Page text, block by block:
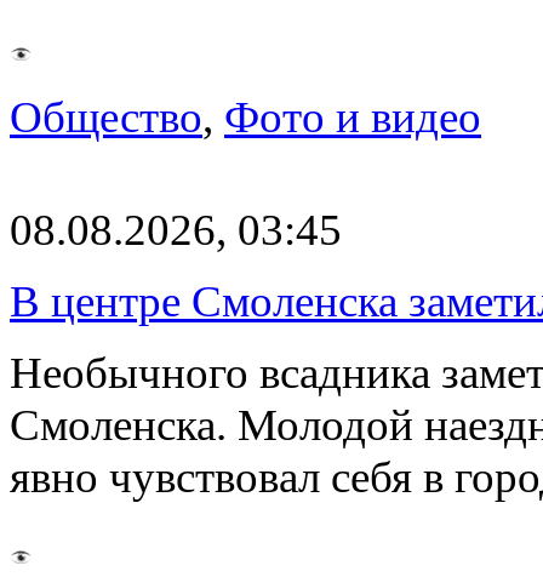
Общество, Фото и видео
08.08.2026, 03:45
В центре Смоленска
Необычного всадника
Смоленска. Молодой
явно чувствовал себя в